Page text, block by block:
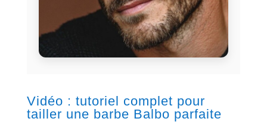
Vidéo : tutoriel complet pour
tailler une barbe Balbo parfaite